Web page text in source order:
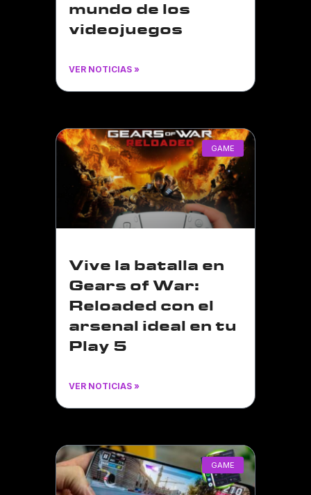
mundo de los
videojuegos
VER NOTICIAS »
GAME
Vive la batalla en
Gears of War:
Reloaded con el
arsenal ideal en tu
Play 5
VER NOTICIAS »
GAME